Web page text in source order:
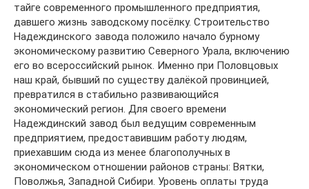
тайге современного промышленного предприятия,
давшего жизнь заводскому посёлку. Строительство
Надеждинского завода положило начало бурному
экономическому развитию Северного Урала, включению
его во всероссийский рынок. Именно при Половцовых
наш край, бывший по существу далёкой провинцией,
превратился в стабильно развивающийся
экономический регион. Для своего времени
Надеждинский завод был ведущим современным
предприятием, предоставившим работу людям,
приехавшим сюда из менее благополучных в
экономическом отношении районов страны: Вятки,
Поволжья, Западной Сибири. Уровень оплаты труда